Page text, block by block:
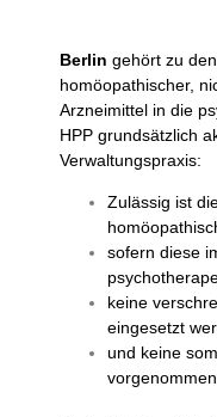
Berlin gehört zu
homöopathischer,
Arzneimittel in die
HPP grundsätzlich
Verwaltungspraxis:
Zulässig ist
sofern diese
keine
eingesetzt
und keine